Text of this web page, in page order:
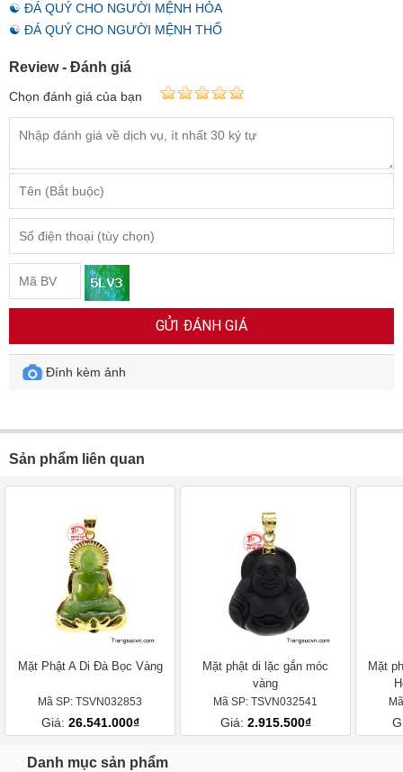
☯ ĐÁ QUÝ CHO NGƯỜI MỆNH HỎA
☯ ĐÁ QUÝ CHO NGƯỜI MỆNH THỔ
Review - Đánh giá
Chọn đánh giá của bạn
GỬI ĐÁNH GIÁ
Đính kèm ảnh
Sản phẩm liên quan
Mặt Phật A Di Đà Bọc Vàng
Mã SP: TSVN032853
Giá: 26.541.000₫
Mặt phật di lặc gắn móc
vàng
Mã SP: TSVN032541
Giá: 2.915.500₫
Mặt
Danh mục sản phẩm